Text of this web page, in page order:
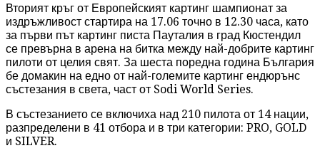
Вторият кръг от Европейският картинг шампионат за
издръжливост стартира на 17.06 точно в 12.30 часа, като
за първи път картинг писта Пауталия в град Кюстендил
се превърна в арена на битка между най-добрите картинг
пилоти от целия свят. За шеста поредна година България
бе домакин на едно от най-големите картинг ендюрънс
състезания в света, част от Sodi World Series.
В състезанието се включиха над 210 пилота от 14 нации,
разпределени в 41 отбора и в три категории: PRO, GOLD
и SILVER.